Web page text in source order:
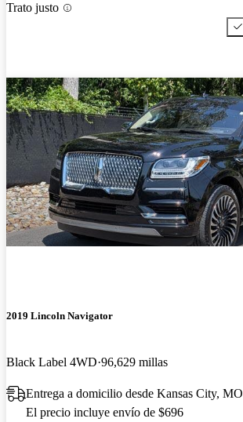
Trato justo
2019 Lincoln Navigator
Black Label 4WD 96,629 millas
Entrega a domicilio desde Kansas City, MO
El precio incluye envío de $696